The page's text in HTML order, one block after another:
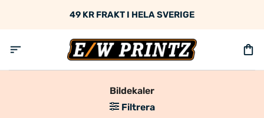
49 KR FRAKT I HELA SVERIGE
Bildekaler
Filtrera